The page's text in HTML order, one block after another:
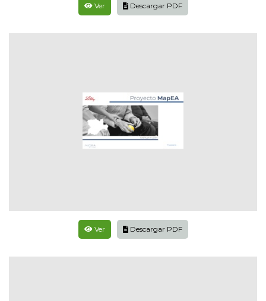
Ver Descargar PDF
Ver Descargar PDF